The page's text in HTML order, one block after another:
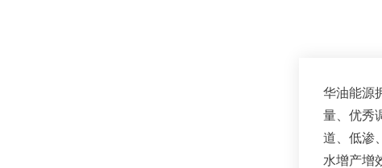
华油能源
量、优秀
道、低渗
水增产增